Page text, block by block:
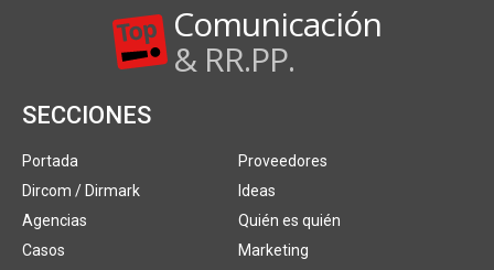
Comunicación
& RR.PP.
SECCIONES
Portada
Dircom / Dirmark
Agencias
Casos
Proveedores
Ideas
Quién es quién
Marketing